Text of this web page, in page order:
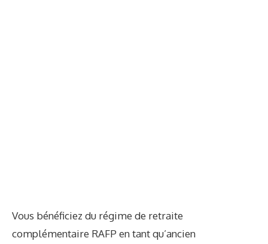
Vous bénéficiez du régime de retraite
complémentaire RAFP en tant qu’ancien